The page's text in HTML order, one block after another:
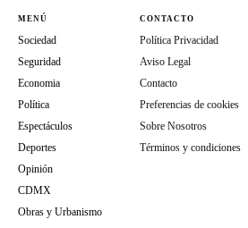
MENÚ
Sociedad
Seguridad
Economia
Política
Espectáculos
Deportes
Opinión
CDMX
Obras y Urbanismo
CONTACTO
Política Privacidad
Aviso Legal
Contacto
Preferencias de cookies
Sobre Nosotros
Términos y condiciones